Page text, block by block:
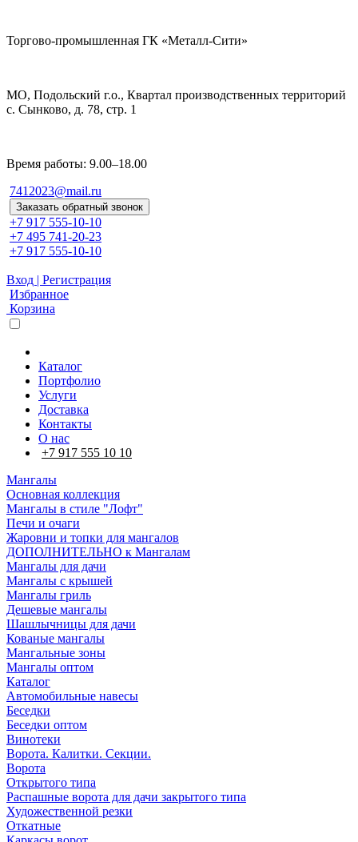
Торгово-промышленная ГК «Металл-Сити»
МО, Подольский г.о., Квартал производственных территорий
с. Сынково, д. 78, стр. 1
Время работы: 9.00–18.00
7412023@mail.ru
Заказать обратный звонок
+7 917 555-10-10
+7 495 741-20-23
+7 917 555-10-10
Вход | Регистрация
Избранное
Корзина
Каталог
Портфолио
Услуги
Доставка
Контакты
О нас
+7 917 555 10 10
Мангалы
Основная коллекция
Мангалы в стиле "Лофт"
Печи и очаги
Жаровни и топки для мангалов
ДОПОЛНИТЕЛЬНО к Мангалам
Мангалы для дачи
Мангалы с крышей
Мангалы гриль
Дешевые мангалы
Шашлычницы для дачи
Кованые мангалы
Мангальные зоны
Мангалы оптом
Каталог
Автомобильные навесы
Беседки
Беседки оптом
Винотеки
Ворота. Калитки. Секции.
Ворота
Открытого типа
Распашные ворота для дачи закрытого типа
Художественной резки
Откатные